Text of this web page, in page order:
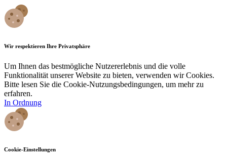
Wir respektieren Ihre Privatsphäre
Um Ihnen das bestmögliche Nutzererlebnis und die volle
Funktionalität unserer Website zu bieten, verwenden wir Cookies.
Bitte lesen Sie die Cookie-Nutzungsbedingungen, um mehr zu
erfahren.
In Ordnung
Cookie-Einstellungen